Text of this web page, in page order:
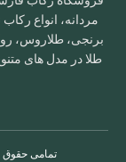
مردانه، انواع
برنجی، طلاروس،
طلا در مدل های
تمامی حقوق